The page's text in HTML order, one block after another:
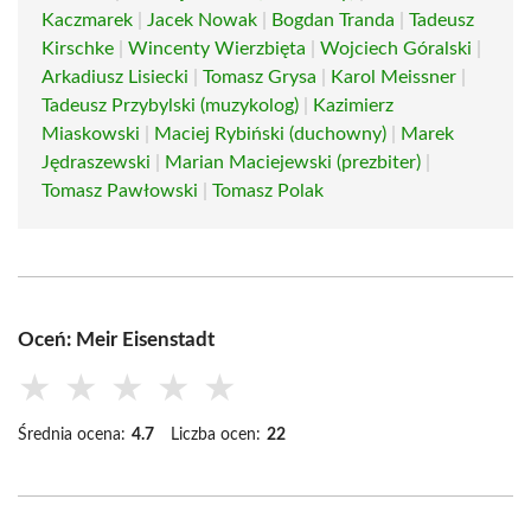
Kaczmarek
Jacek Nowak Bogdan Tranda
Tadeusz
Kirschke
Wincenty Wierzbięta Wojciech Góralski
Arkadiusz Lisiecki
Tomasz Grysa Karol Meissner
Tadeusz Przybylski (muzykolog)
Kazimierz
Miaskowski
Maciej Rybiński (duchowny)
Marek
Jędraszewski
Marian Maciejewski (prezbiter)
Tomasz Pawłowski
Tomasz Polak
Oceń: Meir Eisenstadt
★ ★ ★ ★ ★
Średnia ocena: 4.7 Liczba ocen: 22